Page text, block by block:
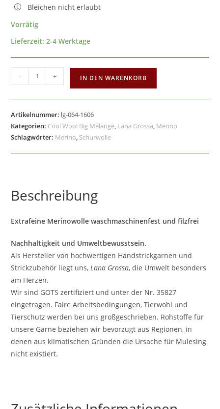
Bleichen nicht erlaubt
Vorrätig
Lieferzeit:2-4 Werktage
- + IN DEN WARENKORB
Artikelnummer: lg-064-1606
Kategorien: Cool Wool Big Mélange, Lana Grossa, Merino
Schlagwörter: Merino, Schurwolle
Beschreibung
Extrafeine Merinowolle waschmaschinenfest und filzfrei
Nachhaltigkeit und Umweltbewusstsein.
Als Hersteller von hochwertigen Handstrickgarnen und
Strickzubehör liegt uns,Lana Grossa, die Umwelt besonders
am Herzen.
Wir sind GOTS zertifiziert und unter der Nr. 35827
eingetragen. Faire Arbeitsbedingungen, Tierwohl und
Tierschutz werden bei uns großgeschrieben. Rohstoffe für
unsere Garne beziehen wir bevorzugt aus Regionen, in
denen aus klimatischen Gründen die Ursache für Mulesing
nicht existiert.